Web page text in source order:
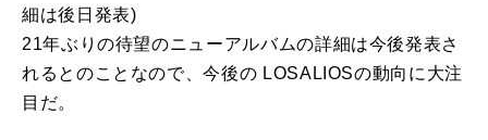
細は後⽇発表)
21年ぶりの待望のニューアルバムの詳細は今後発表さ
れるとのことなので、今後の LOSALIOSの動向に⼤注
⽬だ。